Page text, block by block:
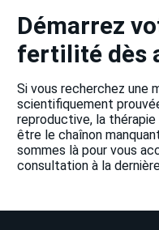
Démarrez
fertilité dès
Si vous recherchez une
scientifiquement
reproductive, la
être le chaînon
sommes là pour vous
consultation à la